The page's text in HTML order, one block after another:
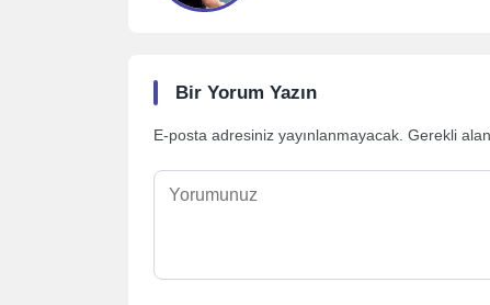
Bir Yorum Yazın
E-posta adresiniz yayınlanmayacak. Gerekli